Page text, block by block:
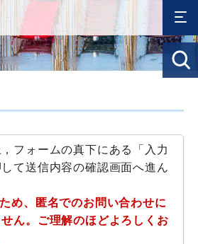
フォームの真下にある「入力
て送信内容の確認画面へ進ん
め、匿名でのお問い合わせに
ん。ご理解のほどよろしくお